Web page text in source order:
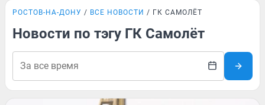
РОСТОВ-НА-ДОНУ ВСЕ НОВОСТИ ГК САМОЛЁТ
Новости по тэгу ГК Самолёт